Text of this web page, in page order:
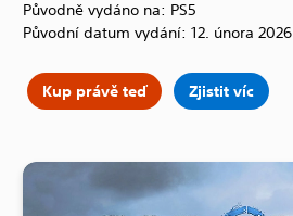
Původně vydáno na: PS5
Původní datum vydání: 12. února 2026
Kup právě teď Zjistit víc